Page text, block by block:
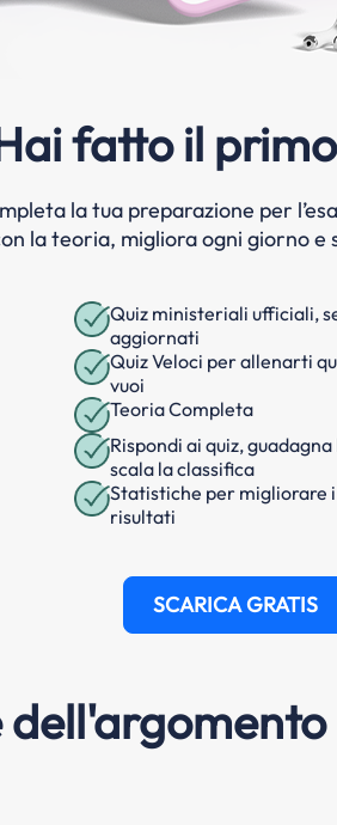
fatto il
la tua preparazione per
la teoria, migliora ogni giorno e
Quiz ministeriali ufficiali,
aggiornati
Quiz Veloci per allenarti
vuoi
Teoria Completa
Rispondi ai quiz, guadagna
scala la classifica
Statistiche per migliorare
risultati
SCARICA GRATIS